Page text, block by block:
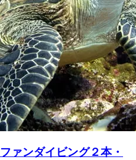
ァンダイビング２本・